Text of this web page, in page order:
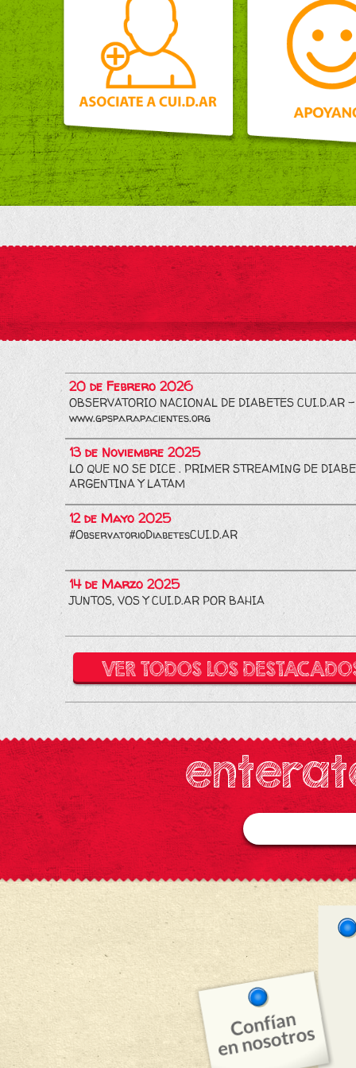
20 de Febrero 2026
OBSERVATORIO NACIONAL DE DIABETES CUI.D.AR -
www.gpsparapacientes.org
13 de Noviembre 2025
LO QUE NO SE DICE . PRIMER STREAMING DE
ARGENTINA Y LATAM
12 de Mayo 2025
#ObservatorioDiabetesCUI.D.AR
14 de Marzo 2025
JUNTOS, VOS Y CUI.D.AR POR BAHIA
VER TODOS LOS